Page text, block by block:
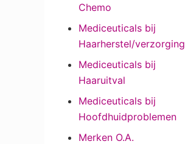
Chemo
Mediceuticals bij
Haarherstel/verzorging
Mediceuticals bij
Haaruitval
Mediceuticals bij
Hoofdhuidproblemen
Merken O.A.